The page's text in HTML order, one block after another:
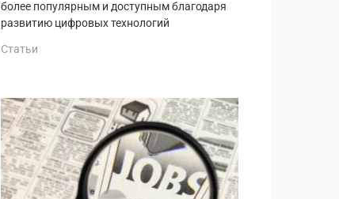
более популярным и доступным благодаря
развитию цифровых технологий
Статьи